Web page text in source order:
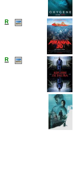
R
R